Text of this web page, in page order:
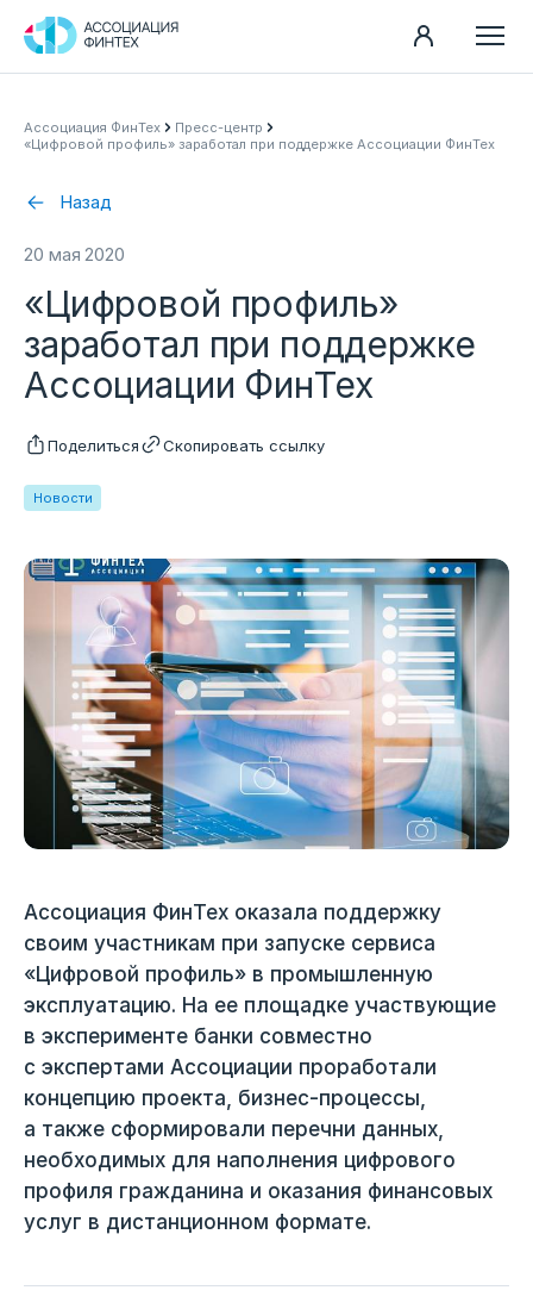
Ассоциация
Пресс-центр
Карьера
Контакты
Документы
Ассоциация ФинТех
Пресс-центр
«Цифровой профиль» заработал при поддержке Ассоциации ФинТех
Назад
20 мая 2020
Новости
«Цифровой профиль»
заработал при поддержке
Ассоциации ФинТех
Поделиться Скопировать ссылку
Ассоциация ФинТех оказала поддержку
своим участникам при запуске сервиса
«Цифровой профиль» в промышленную
эксплуатацию. На ее площадке участвующие
в эксперименте банки совместно
с экспертами Ассоциации проработали
концепцию проекта, бизнес-процессы,
а также сформировали перечни данных,
необходимых для наполнения цифрового
профиля гражданина и оказания финансовых
услуг в дистанционном формате.